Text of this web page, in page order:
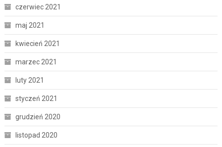
czerwiec 2021
maj 2021
kwiecień 2021
marzec 2021
luty 2021
styczeń 2021
grudzień 2020
listopad 2020